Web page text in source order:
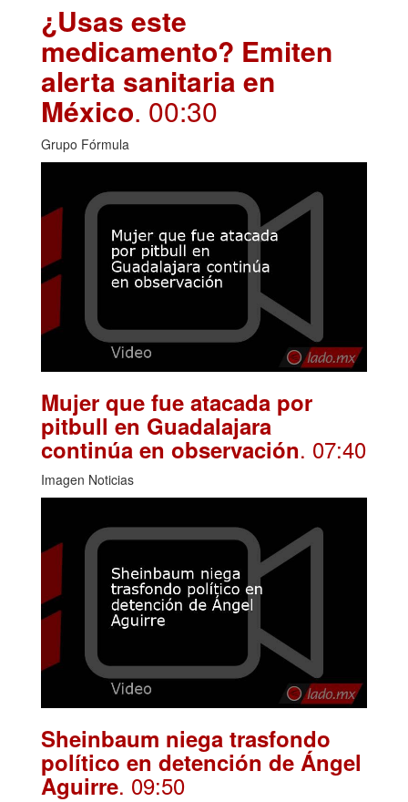
¿Usas este
medicamento? Emiten
alerta sanitaria en
México. 00:30
Grupo Fórmula
Mujer que fue atacada por
pitbull en Guadalajara
continúa en observación. 07:40
Imagen Noticias
Sheinbaum niega trasfondo
político en detención de Ángel
Aguirre. 09:50